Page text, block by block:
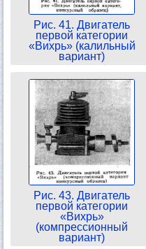
Рис. 41. Двигатель
первой категории
«Вихрь» (калильный
вариант)
Рис. 43. Двигатель
первой категории
«Вихрь»
(компрессионный
вариант)